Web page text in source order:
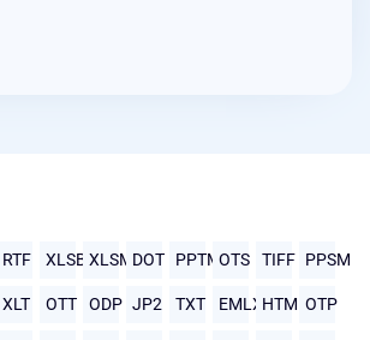
RTF XLSB XLSMDOT PPTMOTS TIFF PPSM
XLT OTT ODP JP2 TXT EMLX HTMLOTP